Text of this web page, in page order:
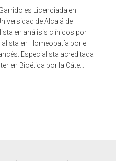
es Licenciada en
de Alcalá de
en análisis clínicos por
en Homeopatía por el
Especialista acreditada
en Bioética por la Cáte...